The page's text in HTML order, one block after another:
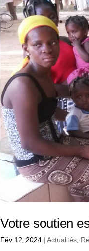
Votre soutien
Fév 12, 2024 |Actualités